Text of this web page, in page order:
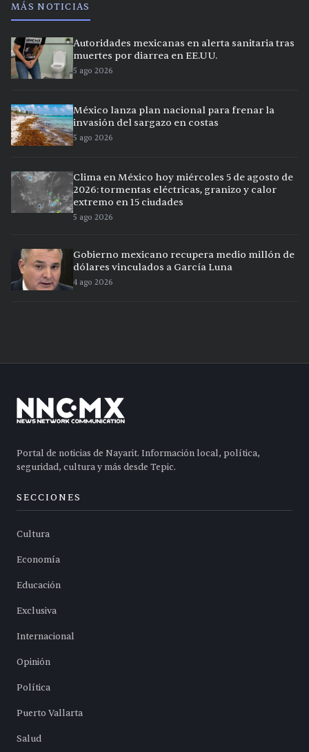
MÁS NOTICIAS
Autoridades mexicanas en alerta sanitaria tras
muertes por diarrea en EE.UU.
5 ago 2026
México lanza plan nacional para frenar la
invasión del sargazo en costas
5 ago 2026
Clima en México hoy miércoles 5 de agosto de
2026: tormentas eléctricas, granizo y calor
extremo en 15 ciudades
5 ago 2026
Gobierno mexicano recupera medio millón de
dólares vinculados a García Luna
4 ago 2026
Portal de noticias de Nayarit. Información local, política,
seguridad, cultura y más desde Tepic.
SECCIONES
Cultura
Economía
Educación
Exclusiva
Internacional
Opinión
Política
Puerto Vallarta
Salud